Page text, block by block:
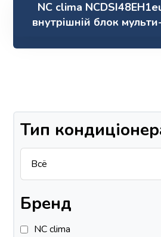
NC clima
внутрішній блок
Тип
Бренд
NC clima